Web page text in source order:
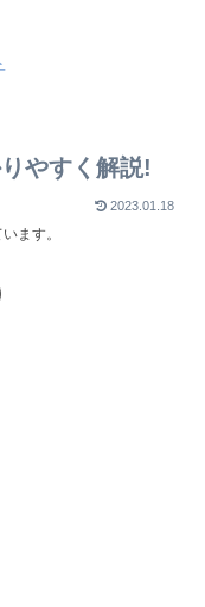
やすく解説!
2023.01.18
ます。